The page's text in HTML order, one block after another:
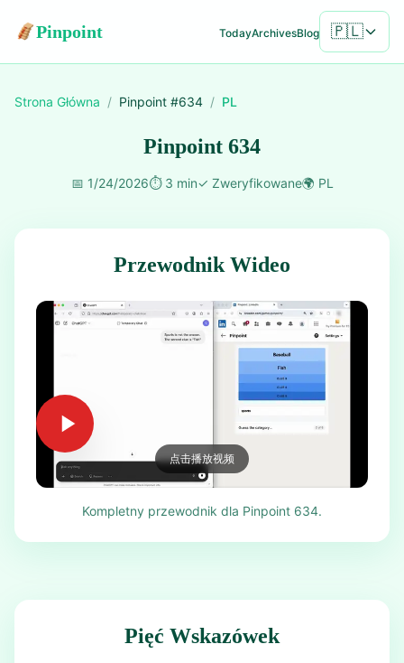
Pinpoint TodayArchivesBlog 🇵🇱
Strona Główna / Pinpoint #634 / PL
Pinpoint 634
📅 1/24/2026⏱️ 3 min✓ Zweryfikowane🌍 PL
Przewodnik Wideo
点击播放视频
Kompletny przewodnik dla Pinpoint 634.
Pięć Wskazówek